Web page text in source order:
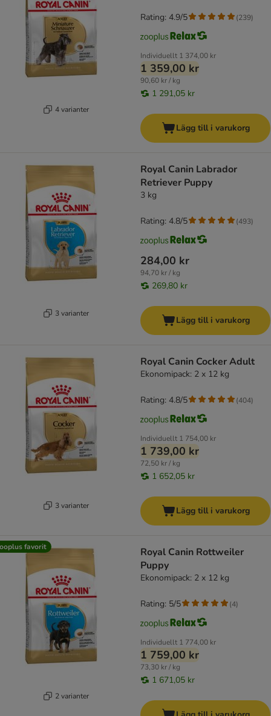
4 varianter
Individuellt 1 374,00 kr
1 359,00 kr
90,60 kr / kg
1 291,05 kr
Rating: 4.9/5 (239)
Lägg till i varukorg
3 varianter
Royal Canin Labrador
Retriever Puppy
3 kg
284,00 kr
94,70 kr / kg
269,80 kr
Rating: 4.8/5 (493)
Lägg till i varukorg
3 varianter
Royal Canin Cocker Adult
Ekonomipack: 2 x 12 kg
Individuellt 1 754,00 kr
1 739,00 kr
72,50 kr / kg
1 652,05 kr
Rating: 4.8/5 (404)
Lägg till i varukorg
favorit
2 varianter
Royal Canin Rottweiler
Puppy
Ekonomipack: 2 x 12 kg
Individuellt 1 774,00 kr
1 759,00 kr
73,30 kr / kg
1 671,05 kr
Rating: 5/5 (4)